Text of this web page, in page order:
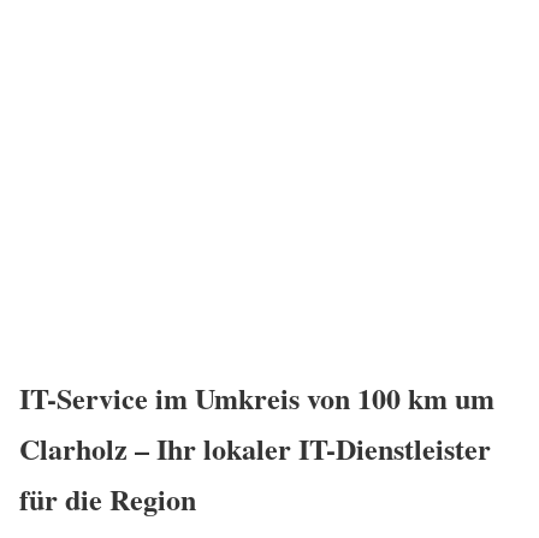
IT-Service im Umkreis von 100 km um
Clarholz – Ihr lokaler IT-Dienstleister
für die Region